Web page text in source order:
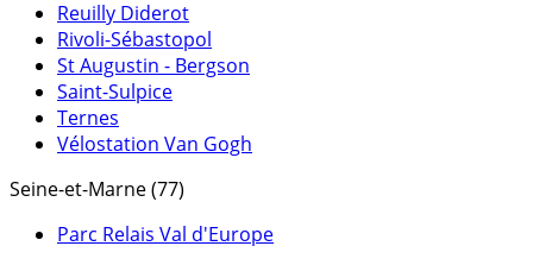
Reuilly Diderot
Rivoli-Sébastopol
St Augustin - Bergson
Saint-Sulpice
Ternes
Vélostation Van Gogh
Seine-et-Marne (77)
Parc Relais Val d'Europe